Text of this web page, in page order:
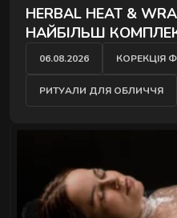
HERBAL HEAT &
НАЙБІЛЬШ
ДЕТОКСУ І
06.08.2026 КОРЕКЦІЯ
РИТУАЛИ ДЛЯ ОБЛИЧЧЯ
Комплексні процедури
відновлення тіла та
РИТУАЛИ КОРЕКЦІЇ
Комплексні процедури
працюють разом.